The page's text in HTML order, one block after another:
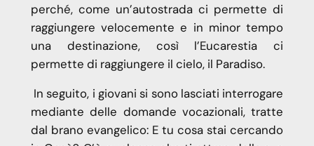
perché, come un’autostrada ci permette di
raggiungere velocemente e in minor tempo
una destinazione, così l’Eucarestia ci
permette di raggiungere il cielo, il Paradiso.
In seguito, i giovani si sono lasciati interrogare
mediante delle domande vocazionali, tratte
dal brano evangelico: E tu cosa stai cercando